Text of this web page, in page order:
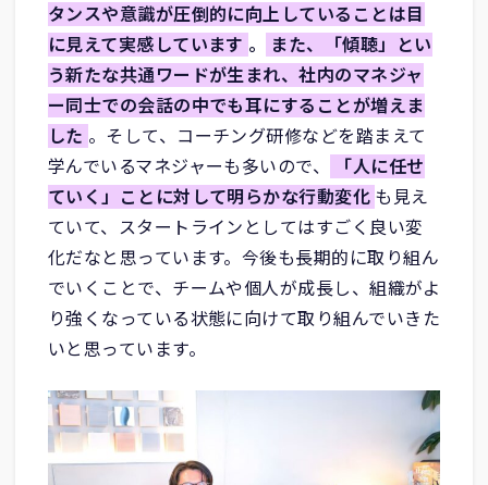
タンスや意識が圧倒的に向上していることは目
に見えて実感しています 。
また、「傾聴」とい
う新たな共通ワードが生まれ、社内のマネジャ
ー同士での会話の中でも耳にすることが増えま
した 。そして、コーチング研修などを踏まえて
学んでいるマネジャーも多いので、
「人に任せ
ていく」ことに対して明らかな行動変化 も見え
ていて、スタートラインとしてはすごく良い変
化だなと思っています。今後も長期的に取り組ん
でいくことで、チームや個人が成長し、組織がよ
り強くなっている状態に向けて取り組んでいきた
いと思っています。